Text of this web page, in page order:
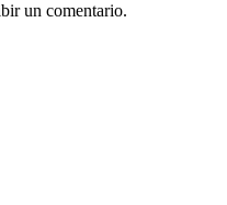
un comentario.